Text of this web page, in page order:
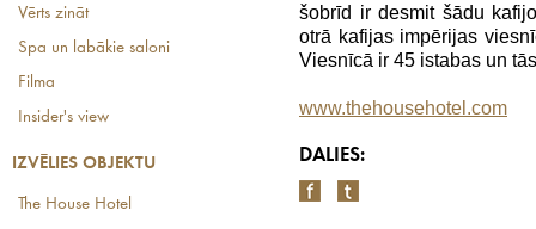
Vērts zināt
Spa un labākie saloni
Filma
Insider's view
IZVĒLIES OBJEKTU
The House Hotel
šobrīd ir desmit šādu
otrā kafijas impērijas
Viesnīcā ir 45 istabas un
www.thehousehotel.com
DALIES: